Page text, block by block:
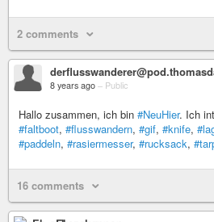
2 comments
8 years ago – Public
Hallo zusammen, ich bin #NeuHier. Ich
#faltboot, #flusswandern, #gif, #knife,
#paddeln, #rasiermesser, #rucksack,
16 comments